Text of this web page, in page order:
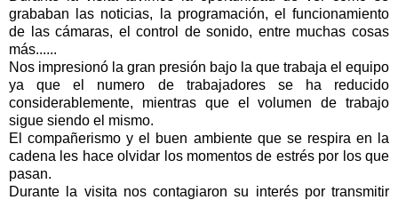
grababan las noticias, la programación, elfuncionamiento
de las cámaras, el control de sonido, entre muchas cosas
más......
Nos impresionó la gran presión bajo la que trabaja el equipo
ya que el numero de trabajadoresse ha reducido
considerablemente, mientras que el volumen de trabajo
sigue siendo el mismo.
Elcompañerismo y el buen ambiente que se respira en la
cadena les hace olvidar los momentos de estréspor los que
pasan.
Durante la visita nos contagiaron su interés por transmitir